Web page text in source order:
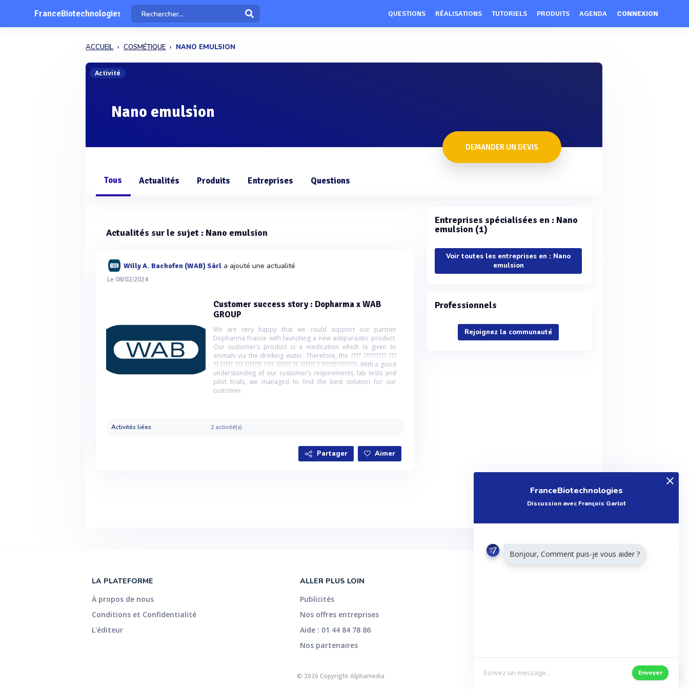
FranceBiotechnologies QUESTIONS RÉALISATIONS TUTORIELS PRODUITS AGENDA CONNEXION
ACCUEIL COSMÉTIQUE NANO EMULSION
Activité
Nano emulsion
DEMANDER UN DEVIS
Tous Actualités Produits Entreprises Questions
Actualités sur le sujet : Nano emulsion
Willy A. Bachofen (WAB) Sàrl a ajouté une actualité
Le 08/02/2024
Customer success story : Dopharma x WAB
GROUP
We are very happy that we could support our partner
Dopharma France with launching a new antiparasitic product.
Our customer’s product is a medication which is given to
animals via the drinking water. Therefore, the ???? ????????? ???
?? ????? ??? ??????? ???? ?????? ?? ?????? ? ??????????????. With a good
understanding of our customer’s requirements, lab tests and
pilot trials, we managed to find the best solution for our
customer.
Activités liées 2 activité(s)
Partager Aimer
Entreprises spécialisées en : Nano
emulsion (1)
Voir toutes les entreprises en : Nano
emulsion
Professionnels
Rejoignez la communauté
LA PLATEFORME
À propos de nous
Conditions et Confidentialité
L'éditeur
ALLER PLUS LOIN
Publicités
Nos offres entreprises
Aide : 01 44 84 78 86
Nos partenaires
© 2026 Copyright Alphamedia
FranceBiotechnologies
Discussion avec François Garlot
Bonjour, Comment puis-je vous aider ?
Envoyer